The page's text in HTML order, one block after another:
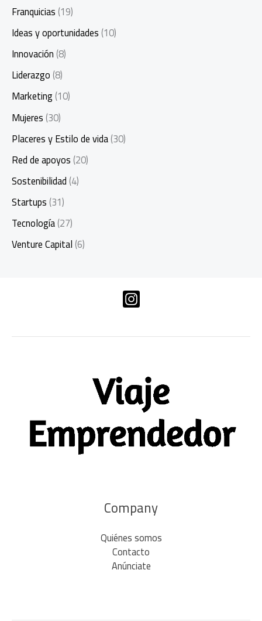
Franquicias(19)
Ideas y oportunidades(10)
Innovación(8)
Liderazgo(8)
Marketing(10)
Mujeres(30)
Placeres y Estilo de vida(30)
Red de apoyos(20)
Sostenibilidad(4)
Startups(31)
Tecnología(27)
Venture Capital(6)
Company
Quiénes somos
Contacto
Anúnciate